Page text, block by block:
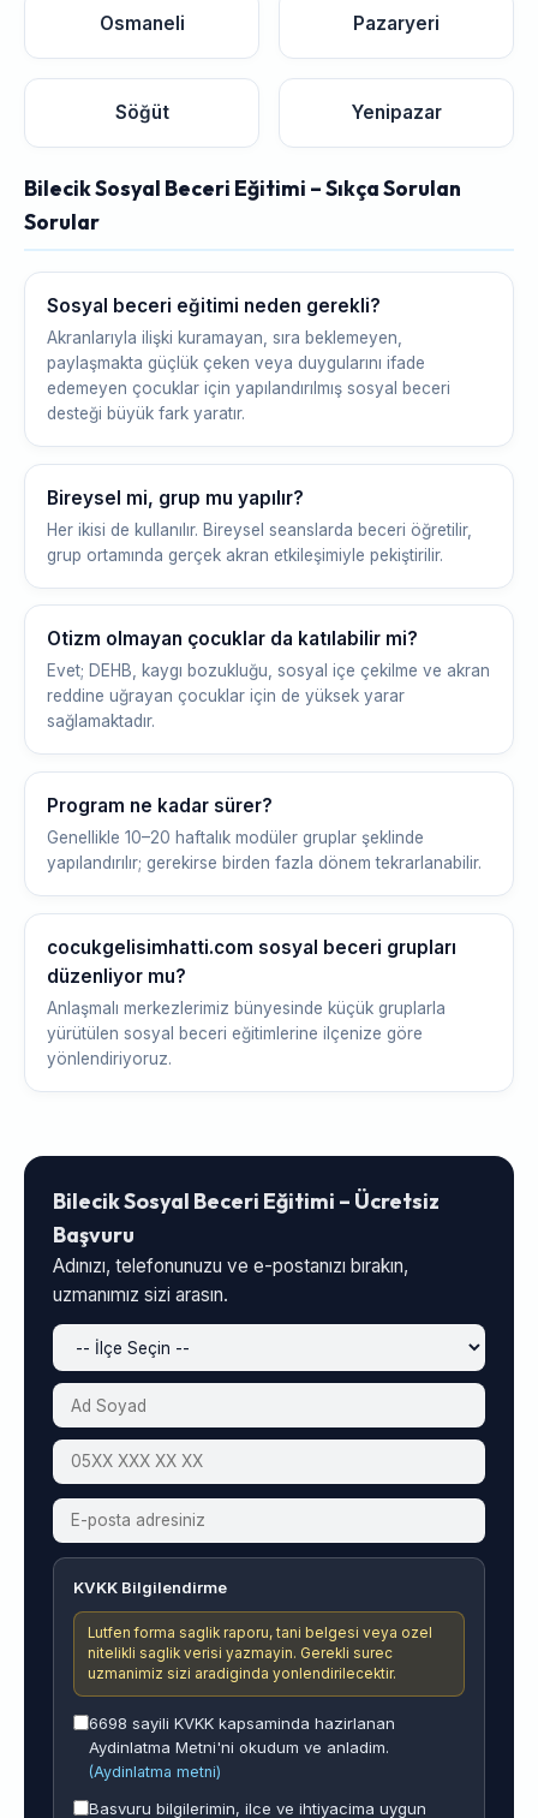
Osmaneli Pazaryeri
Söğüt Yenipazar
Bilecik Sosyal Beceri Eğitimi – Sıkça Sorulan
Sorular
Sosyal beceri eğitimi neden gerekli?
Akranlarıyla ilişki kuramayan, sıra beklemeyen,
paylaşmakta güçlük çeken veya duygularını ifade
edemeyen çocuklar için yapılandırılmış sosyal beceri
desteği büyük fark yaratır.
Bireysel mi, grup mu yapılır?
Her ikisi de kullanılır. Bireysel seanslarda beceri öğretilir,
grup ortamında gerçek akran etkileşimiyle pekiştirilir.
Otizm olmayan çocuklar da katılabilir mi?
Evet; DEHB, kaygı bozukluğu, sosyal içe çekilme ve akran
reddine uğrayan çocuklar için de yüksek yarar
sağlamaktadır.
Program ne kadar sürer?
Genellikle 10–20 haftalık modüler gruplar şeklinde
yapılandırılır; gerekirse birden fazla dönem tekrarlanabilir.
cocukgelisimhatti.com sosyal beceri grupları
düzenliyor mu?
Anlaşmalı merkezlerimiz bünyesinde küçük gruplarla
yürütülen sosyal beceri eğitimlerine ilçenize göre
yönlendiriyoruz.
Bilecik Sosyal Beceri Eğitimi – Ücretsiz
Başvuru
Adınızı, telefonunuzu ve e-postanızı bırakın,
uzmanımız sizi arasın.
KVKK Bilgilendirme
Lutfen forma saglik raporu, tani belgesi veya ozel
nitelikli saglik verisi yazmayin. Gerekli surec
uzmanimiz sizi aradiginda yonlendirilecektir.
6698 sayili KVKK kapsaminda hazirlanan
Aydinlatma Metni'ni okudum ve anladim.
(Aydinlatma metni)
Basvuru bilgilerimin, ilce ve ihtiyacima uygun